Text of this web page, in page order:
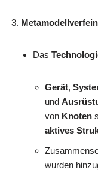
Das
Gerät,
und
von Knoten
aktives
wurden